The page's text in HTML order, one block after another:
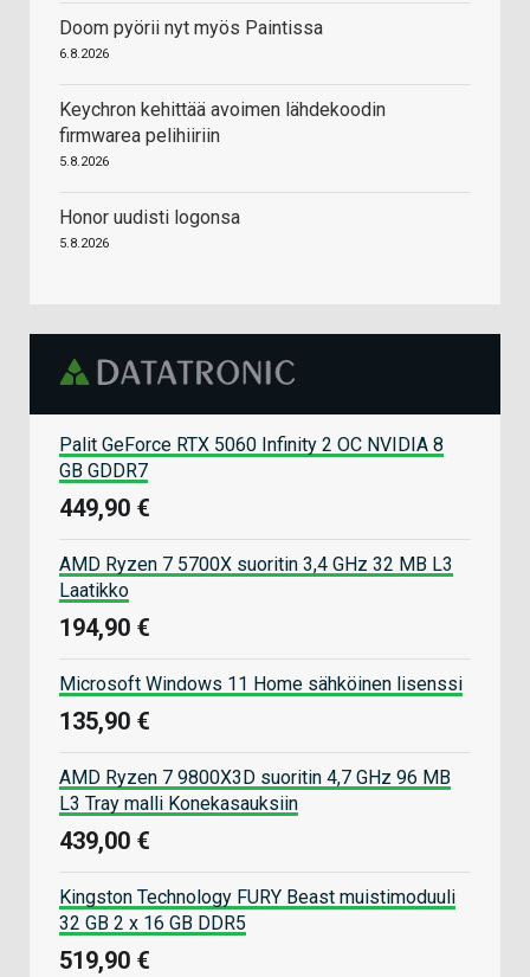
Doom pyörii nyt myös Paintissa
6.8.2026
Keychron kehittää avoimen lähdekoodin
firmwarea pelihiiriin
5.8.2026
Honor uudisti logonsa
5.8.2026
Palit GeForce RTX 5060 Infinity 2 OC NVIDIA 8
GB GDDR7
449,90 €
AMD Ryzen 7 5700X suoritin 3,4 GHz 32 MB L3
Laatikko
194,90 €
Microsoft Windows 11 Home sähköinen lisenssi
135,90 €
AMD Ryzen 7 9800X3D suoritin 4,7 GHz 96 MB
L3 Tray malli Konekasauksiin
439,00 €
Kingston Technology FURY Beast muistimoduuli
32 GB 2 x 16 GB DDR5
519,90 €